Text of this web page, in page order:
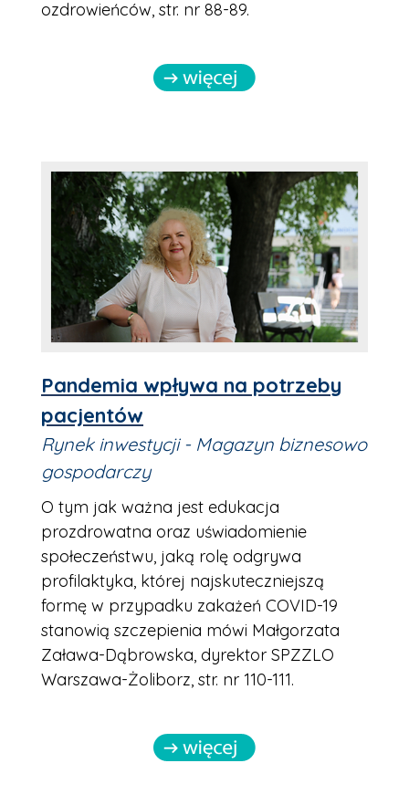
ozdrowieńców, str. nr 88-89.
Pandemia wpływa na potrzeby
pacjentów
Rynek inwestycji - Magazyn biznesowo
gospodarczy
O tym jak ważna jest edukacja
prozdrowatna oraz uświadomienie
społeczeństwu, jaką rolę odgrywa
profilaktyka, której najskuteczniejszą
formę w przypadku zakażeń COVID-19
stanowią szczepienia mówi Małgorzata
Zaława-Dąbrowska, dyrektor SPZZLO
Warszawa-Żoliborz, str. nr 110-111.